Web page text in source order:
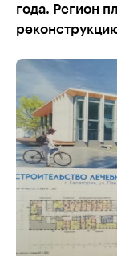
года. Регион